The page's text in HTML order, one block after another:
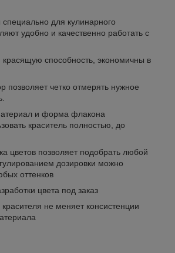
для кулинарного
удобно и качественно работать с
способность, экономичны в
позволяет четко отмерять нужное
и форма флакона
краситель полностью, до
цветов позволяет подобрать любой
дозировки можно
оттенков
цвета под заказ
не меняет консистенции